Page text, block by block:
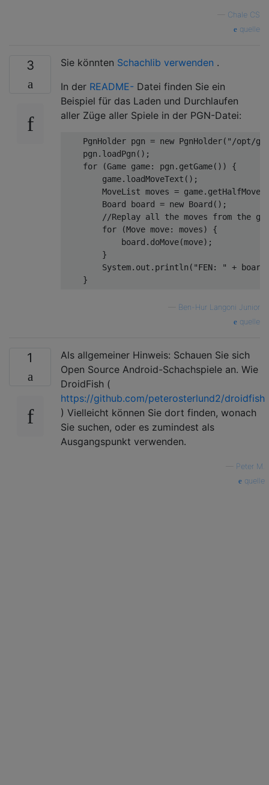
Chale CS
quelle
3 Sie könnten Schachlib verwenden .
In der README- Datei finden Sie ein
Beispiel für das Laden und Durchlaufen
aller Züge aller Spiele in der PGN-Datei:
PgnHolder pgn = new PgnHolder("/opt/
    pgn.loadPgn();
    for (Game game: pgn.getGame()) {
        game.loadMoveText();
MoveList moves =
        Board board = new Board();
//Replay all the moves from the
        for (Move move: moves) {
            board.doMove(move);
        }
System.out.println("FEN: " +
Ben-Hur Langoni Junior
quelle
1
Als allgemeiner Hinweis: Schauen Sie sich
Open Source Android-Schachspiele an. Wie
DroidFish (
https://github.com/peterosterlund2/droidfish
) Vielleicht können Sie dort finden, wonach
Sie suchen, oder es zumindest als
Ausgangspunkt verwenden.
Peter M.
quelle